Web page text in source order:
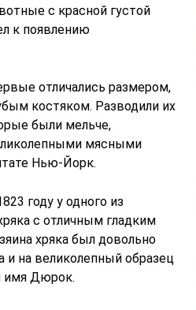
с красной густой
к появлению
отличались размером,
костяком. Разводили их
были мельче,
мясными
Нью-Йорк.
году у одного из
с отличным гладким
хряка был довольно
на великолепный образец
имя Дюрок.